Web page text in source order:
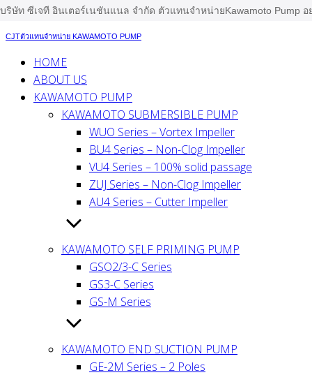
Skip
to
บริษัท ซีเจที อินเตอร์เนชันแนล จำกัด ตัวแทนจำหน่ายKawamoto Pump อ
CJTตัวแทนจำหน่าย KAWAMOTO PUMP
HOME
ABOUT US
KAWAMOTO PUMP
KAWAMOTO SUBMERSIBLE PUMP
WUO Series – Vortex Impeller
BU4 Series – Non-Clog Impeller
VU4 Series – 100% solid passage
ZUJ Series – Non-Clog Impeller
AU4 Series – Cutter Impeller
KAWAMOTO SELF PRIMING PUMP
GSO2/3-C Series
GS3-C Series
GS-M Series
KAWAMOTO END SUCTION PUMP
GE-2M Series – 2 Poles